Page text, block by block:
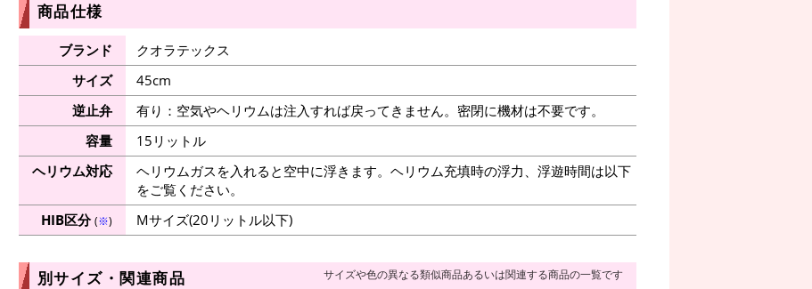
商品仕様
ブランド
クオラテックス
サイズ
45cm
逆止弁
有り：空気やヘリウムは注入すれば戻ってきません。密閉に機材は不要です。
容量
15リットル
ヘリウム対応
ヘリウムガスを入れると空中に浮きます。ヘリウム充填時の浮力、浮遊時間は以下
をご覧ください。
HIB区分(※) Mサイズ(20リットル以下)
別サイズ・関連商品 サイズや色の異なる類似商品あるいは関連する商品の一覧です